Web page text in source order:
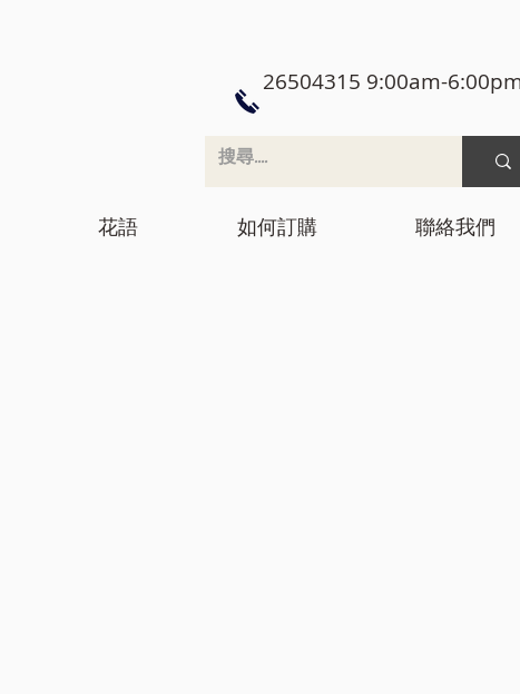
26504315 9:00am-
花語 如何訂購 聯絡我們